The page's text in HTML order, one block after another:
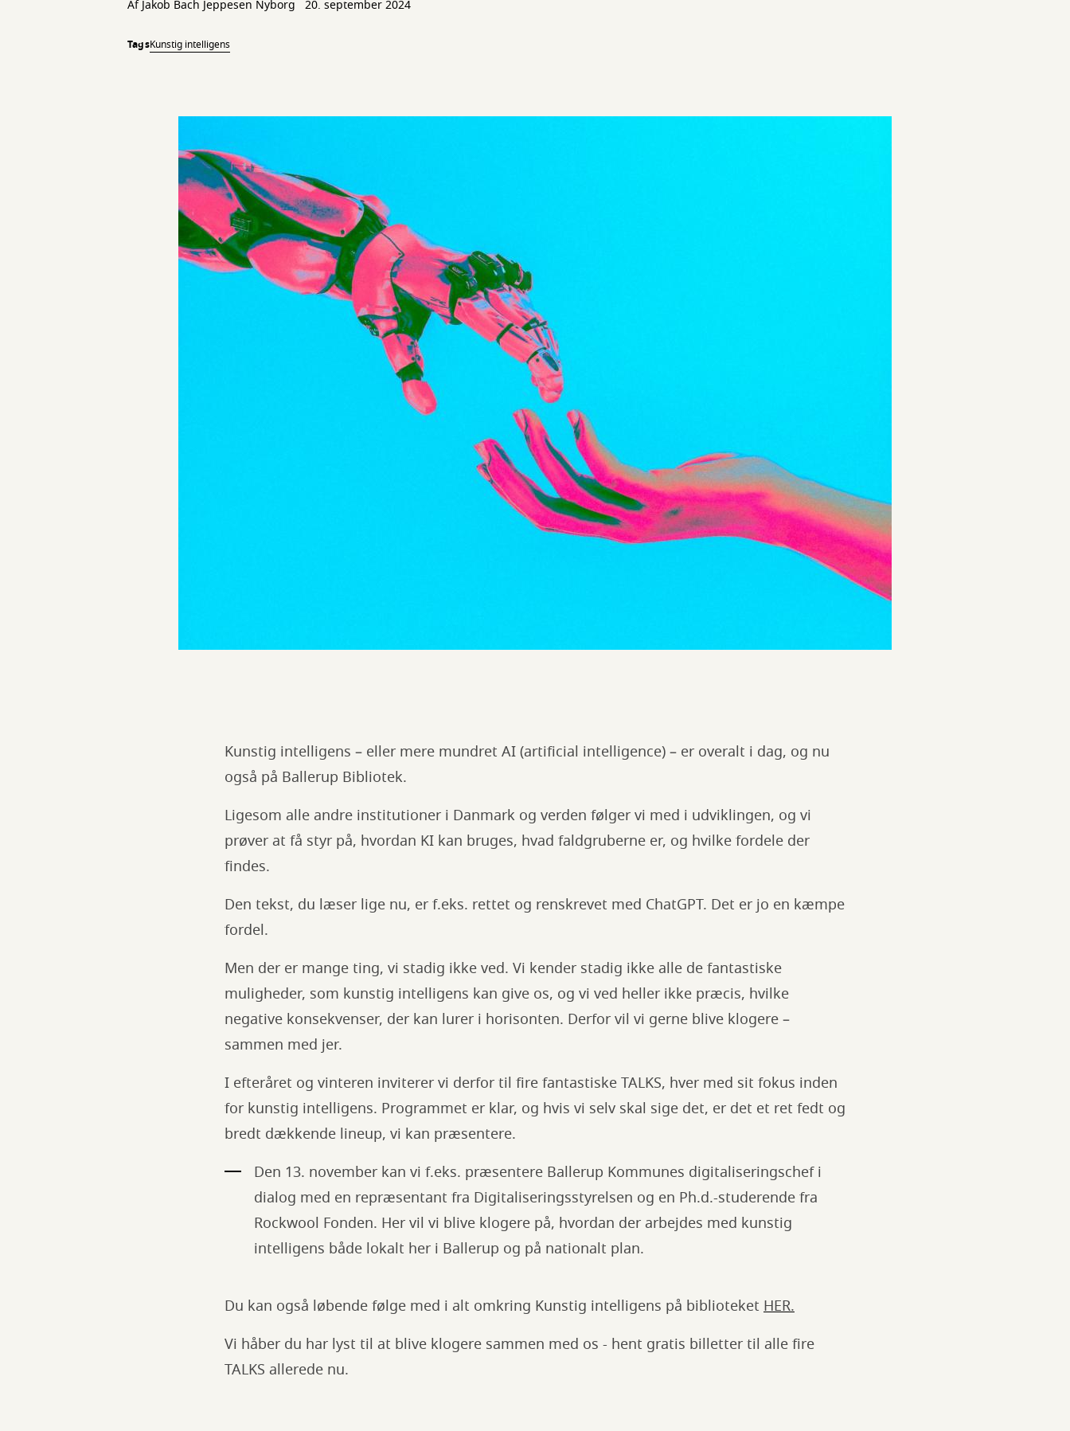
AfJakob Bach Jeppesen Nyborg 20. september 2024
TagsKunstig intelligens
Kunstig intelligens – eller mere mundret AI (artificial intelligence) – er overalt i dag, og nu
også på Ballerup Bibliotek.
Ligesom alle andre institutioner i Danmark og verden følger vi med i udviklingen, og vi
prøver at få styr på, hvordan KI kan bruges, hvad faldgruberne er, og hvilke fordele der
findes.
Den tekst, du læser lige nu, er f.eks. rettet og renskrevet med ChatGPT. Det er jo en kæmpe
fordel.
Men der er mange ting, vi stadig ikke ved. Vi kender stadig ikke alle de fantastiske
muligheder, som kunstig intelligens kan give os, og vi ved heller ikke præcis, hvilke
negative konsekvenser, der kan lurer i horisonten. Derfor vil vi gerne blive klogere –
sammen med jer.
I efteråret og vinteren inviterer vi derfor til fire fantastiske TALKS, hver med sit fokus inden
for kunstig intelligens. Programmet er klar, og hvis vi selv skal sige det, er det et ret fedt og
bredt dækkende lineup, vi kan præsentere.
Den 13. november kan vi f.eks. præsentere Ballerup Kommunes digitaliseringschef i
dialog med en repræsentant fra Digitaliseringsstyrelsen og en Ph.d.-studerende fra
Rockwool Fonden. Her vil vi blive klogere på, hvordan der arbejdes med kunstig
intelligens både lokalt her i Ballerup og på nationalt plan.
Du kan også løbende følge med i alt omkring Kunstig intelligens på biblioteket HER.
Vi håber du har lyst til at blive klogere sammen med os - hent gratis billetter til alle fire
TALKS allerede nu.